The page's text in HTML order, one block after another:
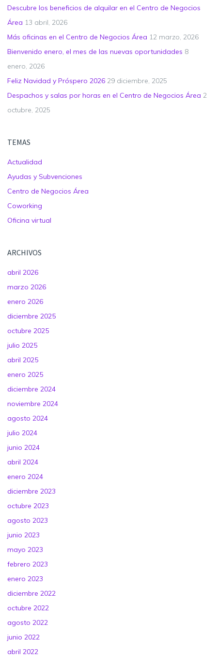
Descubre los beneficios de alquilar en el Centro de Negocios
Área 13 abril, 2026
Más oficinas en el Centro de Negocios Área 12 marzo, 2026
Bienvenido enero, el mes de las nuevas oportunidades 8
enero, 2026
Feliz Navidad y Próspero 2026 29 diciembre, 2025
Despachos y salas por horas en el Centro de Negocios Área 2
octubre, 2025
TEMAS
Actualidad
Ayudas y Subvenciones
Centro de Negocios Área
Coworking
Oficina virtual
ARCHIVOS
abril 2026
marzo 2026
enero 2026
diciembre 2025
octubre 2025
julio 2025
abril 2025
enero 2025
diciembre 2024
noviembre 2024
agosto 2024
julio 2024
junio 2024
abril 2024
enero 2024
diciembre 2023
octubre 2023
agosto 2023
junio 2023
mayo 2023
febrero 2023
enero 2023
diciembre 2022
octubre 2022
agosto 2022
junio 2022
abril 2022